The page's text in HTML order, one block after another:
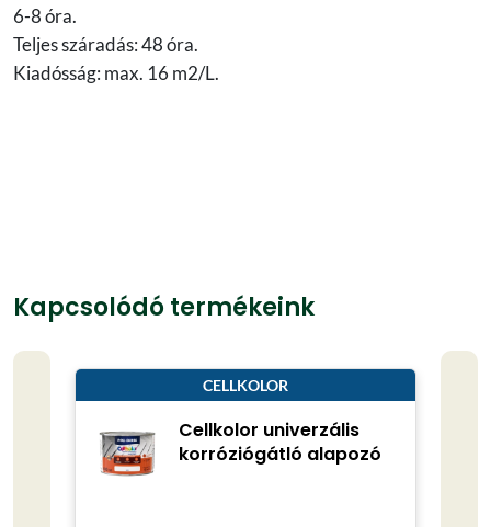
6-8 óra.
Teljes száradás: 48 óra.
Kiadósság: max. 16 m2/L.
Kapcsolódó termékeink
CELLKOLOR
Cellkolor univerzális
korróziógátló alapozó